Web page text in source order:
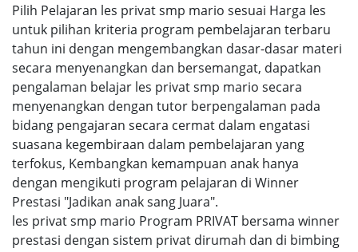
Pilih Pelajaran les privat smp mario sesuai Harga les
untuk pilihan kriteria program pembelajaran terbaru
tahun ini dengan mengembangkan dasar-dasar materi
secara menyenangkan dan bersemangat, dapatkan
pengalaman belajar les privat smp mario secara
menyenangkan dengan tutor berpengalaman pada
bidang pengajaran secara cermat dalam engatasi
suasana kegembiraan dalam pembelajaran yang
terfokus, Kembangkan kemampuan anak hanya
dengan mengikuti program pelajaran di Winner
Prestasi "Jadikan anak sang Juara".
les privat smp mario Program PRIVAT bersama winner
prestasi dengan sistem privat dirumah dan di bimbing